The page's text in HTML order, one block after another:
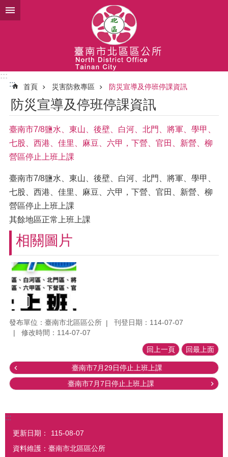
跳到主要內容區塊
:::
:::
首頁 災害防救專區 防災宣導及停班停課資訊
防災宣導及停班停課資訊
臺南市7/8鹽水、東山、後壁、白河、北門、將軍、學甲、
七股、西港、佳里、麻豆、六甲，下營、官田、新營、柳
營區停止上班上課
臺南市7/8鹽水、東山、後壁、白河、北門、將軍、學甲、
七股、西港、佳里、麻豆、六甲，下營、官田、新營、柳
營區停止上班上課
其餘地區正常上班上課
相關圖片
發布單位：臺南市北區區公所
刊登日期：114-07-07
修改時間：114-07-07
回上一頁 回最上面
臺南市7月29日停止上班上課
臺南市7月7日停止上班上課
:::
更新日期：
115-08-07
資料維護：臺南市北區區公所